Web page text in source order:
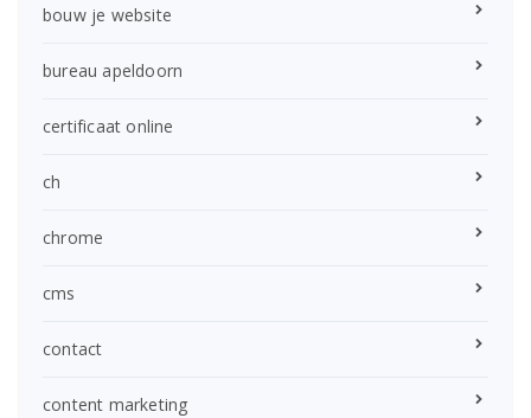
bouw je website
bureau apeldoorn
certificaat online
ch
chrome
cms
contact
content marketing